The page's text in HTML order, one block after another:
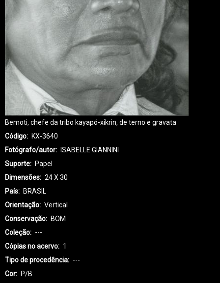
Bemoti, chefe da tribo kayapó-xikrin, de terno e gravata
Código
KX-3640
Fotógrafo/autor
ISABELLE GIANNINI
Suporte
Papel
Dimensões
24 X 30
País
BRASIL
Orientação
Vertical
Conservação
BOM
Coleção
---
Cópias no acervo
1
Tipo de procedência
---
Cor
P/B